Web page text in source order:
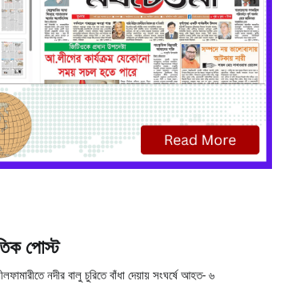
পোস্ট
নদীর বালু চুরিতে বাঁধা দেয়ায় সংঘর্ষে আহত- ৬